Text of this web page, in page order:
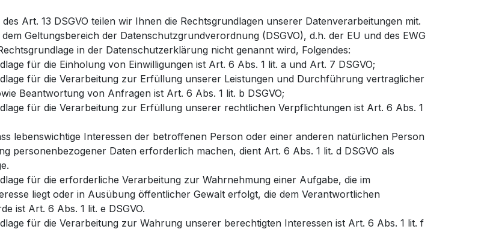
Art. 13 DSGVO teilen wir Ihnen die Rechtsgrundlagen unserer Datenverarbeitungen mit.
Geltungsbereich der Datenschutzgrundverordnung (DSGVO), d.h. der EU und des EWG
in der Datenschutzerklärung nicht genannt wird, Folgendes:
für die Einholung von Einwilligungen ist Art. 6 Abs. 1 lit. a und Art. 7 DSGVO;
für die Verarbeitung zur Erfüllung unserer Leistungen und Durchführung vertraglicher
Beantwortung von Anfragen ist Art. 6 Abs. 1 lit. b DSGVO;
für die Verarbeitung zur Erfüllung unserer rechtlichen Verpflichtungen ist Art. 6 Abs. 1
lebenswichtige Interessen der betroffenen Person oder einer anderen natürlichen Person
personenbezogener Daten erforderlich machen, dient Art. 6 Abs. 1 lit. d DSGVO als
für die erforderliche Verarbeitung zur Wahrnehmung einer Aufgabe, die im
liegt oder in Ausübung öffentlicher Gewalt erfolgt, die dem Verantwortlichen
ist Art. 6 Abs. 1 lit. e DSGVO.
für die Verarbeitung zur Wahrung unserer berechtigten Interessen ist Art. 6 Abs. 1 lit. f